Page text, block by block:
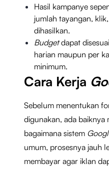
Hasil kampanye
jumlah tayangan,
dihasilkan.
Budgetdapat
harian maupun per
minimum.
Cara Kerja
Sebelum menentukan
digunakan, ada baiknya
bagaimana sistem
umum, prosesnya jauh
membayar agar iklan